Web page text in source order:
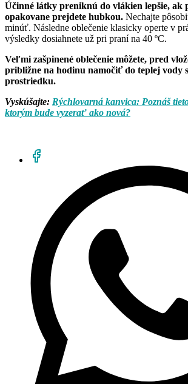
Účinné látky preniknú do vlákien lepšie, ak
opakovane prejdete hubkou. Nechajte
minúť. Následne oblečenie klasicky operte v
výsledky dosiahnete už pri praní na 40 ºC.
Veľmi zašpinené oblečenie môžete, pred
približne na hodinu namočiť do teplej vody
prostriedku.
Vyskúšajte: Rýchlovarná kanvica: Poznáš
ktorým bude vyzerať ako nová?